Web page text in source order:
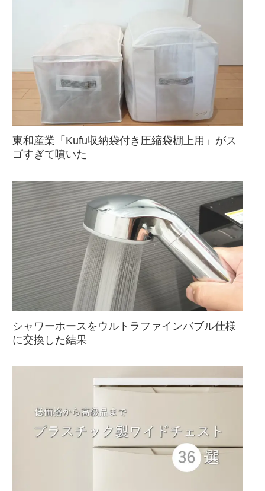
東和産業「Kufu収納袋付き圧縮袋棚上用」がス
ゴすぎて噴いた
シャワーホースをウルトラファインバブル仕様
に交換した結果